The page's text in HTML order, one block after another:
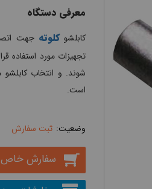
معرفی دستگاه
کابلشوکلوته جهت
تجهیزات مورد استفاده
شوند. و انتخاب کابلشو
است.
ثبت سفارش
سفارش خاص